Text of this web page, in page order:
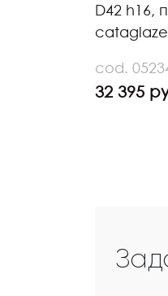
D42 h16,
cod.
32 395